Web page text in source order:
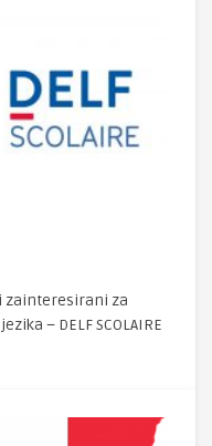
zainteresirani za
– DELF SCOLAIRE